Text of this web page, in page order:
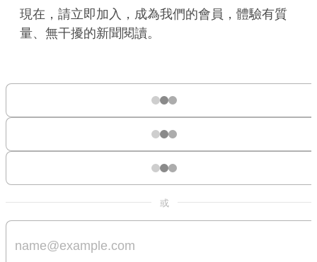
現在，請立即加入，成為我們的會員，體驗有質
量、無干擾的新聞閱讀。
或